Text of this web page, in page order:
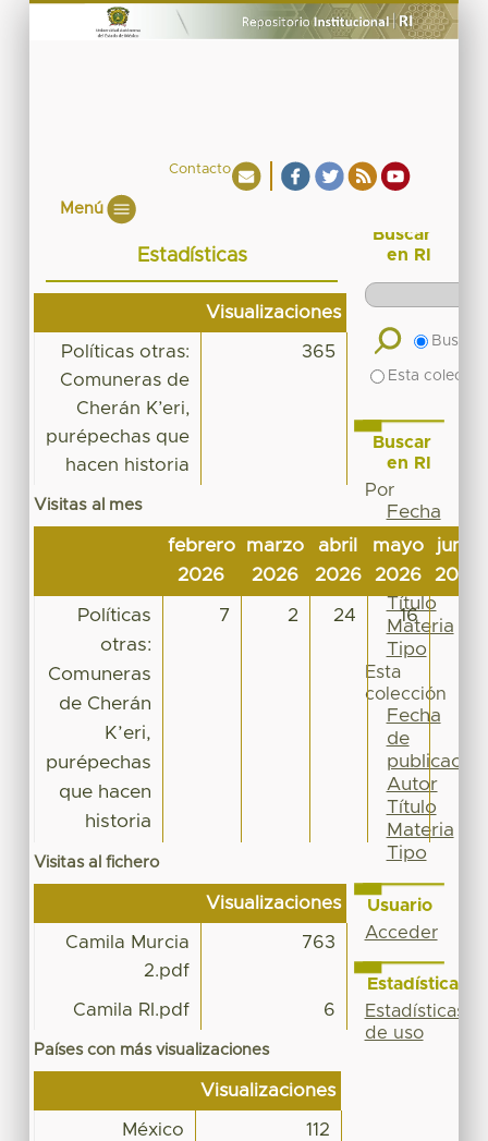
Contacto
Menú
Estadísticas
Visualizaciones
Políticas otras:
Comuneras de
Cherán K’eri,
purépechas que
hacen historia
365
Visitas al mes
febrero
2026
marzo
2026
abril
2026
mayo
2026
junio
2026
Políticas
otras:
Comuneras
de Cherán
K’eri,
purépechas
que hacen
historia
7 2 24 16
Visitas al fichero
Visualizaciones
Camila Murcia
2.pdf
763
Camila RI.pdf 6
Países con más visualizaciones
Visualizaciones
México 112
Buscar
en RI
Buscar
Esta
Buscar
en RI
Por
Fecha
publicación
Autor
Título
Materia
Tipo
Esta
colección
Fecha
de
publicación
Autor
Título
Materia
Tipo
Usuario
Acceder
Estadísticas
Estadísticas
de uso